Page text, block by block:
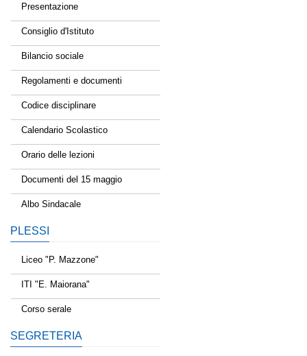
Presentazione
Consiglio d'Istituto
Bilancio sociale
Regolamenti e documenti
Codice disciplinare
Calendario Scolastico
Orario delle lezioni
Documenti del 15 maggio
Albo Sindacale
PLESSI
Liceo "P. Mazzone"
ITI "E. Maiorana"
Corso serale
SEGRETERIA